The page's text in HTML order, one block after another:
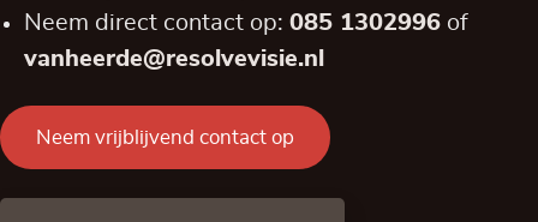
Neem direct contact op: 085 1302996 of
vanheerde@resolvevisie.nl
Neem vrijblijvend contact op